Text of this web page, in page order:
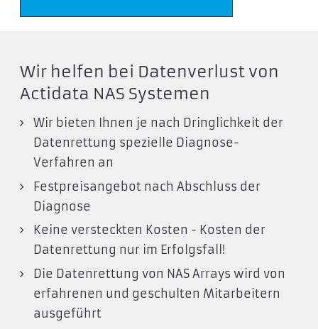
Wir helfen bei Datenverlust von
Actidata NAS Systemen
Wir bieten Ihnen je nach Dringlichkeit der
Datenrettung spezielle Diagnose-
Verfahren an
Festpreisangebot nach Abschluss der
Diagnose
Keine versteckten Kosten - Kosten der
Datenrettung nur im Erfolgsfall!
Die Datenrettung von NAS Arrays wird von
erfahrenen und geschulten Mitarbeitern
ausgeführt